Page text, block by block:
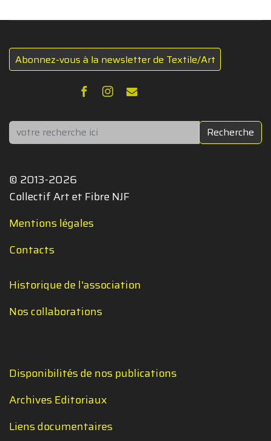
Abonnez-vous à la newsletter de Textile/Art
Rechercher Recherche
© 2013-2026
Collectif Art et Fibre NJF
Mentions légales
Contacts
Historique de l'association
Nos collaborations
Disponibilités de nos publications
Archives Editoriaux
Liens documentaires